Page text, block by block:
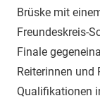
Brüske mit
Freundeskreis-
Finale
Reiterinnen und
Qualifikationen